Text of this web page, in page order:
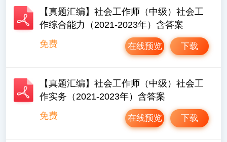
【真题汇编】社会工作师（中级）社会工
作综合能力（2021-2023年）含答案
免费
下载
在线预览
【真题汇编】社会工作师（中级）社会工
作实务（2021-2023年）含答案
免费
下载
在线预览